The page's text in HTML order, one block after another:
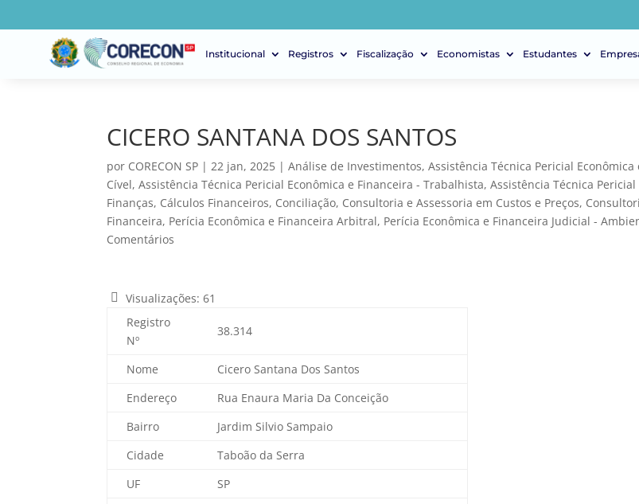
Institucional Registros Fiscalização Economistas Estudantes
CICERO SANTANA DOS SANTOS
por CORECON SP |22 jan, 2025 |Análise de Investimentos,Assistência Técnica Pericial Econômica
Cível,Assistência Técnica Pericial Econômica e Financeira - Trabalhista,Assistência Técnica
Finanças, Cálculos Financeiros, Conciliação, Consultoria e Assessoria em Custos e Preços,
Financeira, Perícia Econômica e Financeira Arbitral, Perícia Econômica e Financeira Judicial -
Comentários
Visualizações: 61
Registro
Nº
38.314
Nome
Cicero Santana Dos Santos
Endereço
Rua Enaura Maria Da Conceição
Bairro
Jardim Silvio Sampaio
Cidade
Taboão da Serra
UF
SP